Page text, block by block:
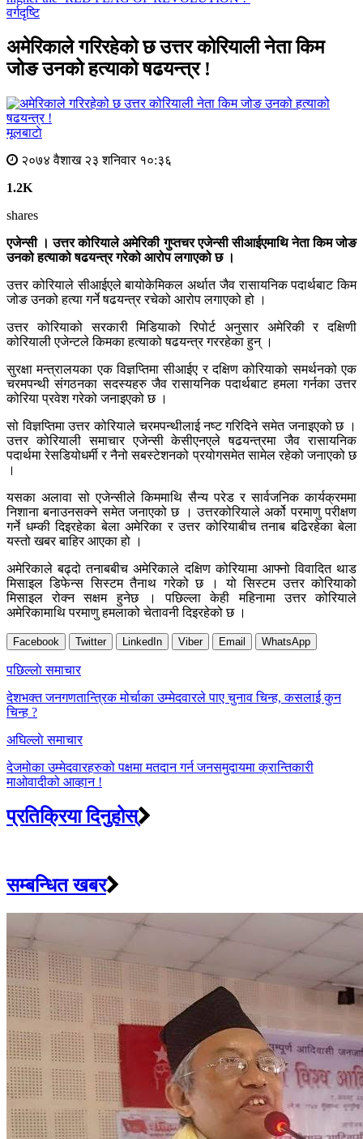
वर्गदृष्टि
अमेरिकाले गरिरहेको छ उत्तर कोरियाली नेता किम
जोङ उनको हत्याको षढयन्त्र !
मूलबाटाे
२०७४ वैशाख २३ शनिवार १०:३६
1.2K
shares
एजेन्सी । उत्तर कोरियाले अमेरिकी गुप्तचर एजेन्सी सीआईएमाथि नेता किम जोङ
उनको हत्याको षढयन्त्र गरेको आरोप लगाएको छ ।
उत्तर कोरियाले सीआईएले बायोकेमिकल अर्थात जैव रासायनिक पदार्थबाट किम
जोङ उनको हत्या गर्ने षढयन्त्र रचेको आरोप लगाएको हो ।
उत्तर कोरियाको सरकारी मिडियाको रिपोर्ट अनुसार अमेरिकी र दक्षिणी
कोरियाली एजेन्टले किमका हत्याको षढयन्त्र गररहेका हुन् ।
सुरक्षा मन्त्रालयका एक विज्ञप्तिमा सीआईए र दक्षिण कोरियाको समर्थनको एक
चरमपन्थी संगठनका सदस्यहरु जैव रासायनिक पदार्थबाट हमला गर्नका उत्तर
कोरिया प्रवेश गरेको जनाइएको छ ।
सो विज्ञप्तिमा उत्तर कोरियाले चरमपन्थीलाई नष्ट गरिदिने समेत जनाइएको छ ।
उत्तर कोरियाली समाचार एजेन्सी केसीएनएले षढयन्त्रमा जैव रासायनिक
पदार्थमा रेसडियोधर्मी र नैनो सबस्टेशनको प्रयोगसमेत सामेल रहेको जनाएको छ
।
यसका अलावा सो एजेन्सीले किममाथि सैन्य परेड र सार्वजनिक कार्यक्रममा
निशाना बनाउनसक्ने समेत जनाएको छ । उत्तरकोरियाले अर्को परमाणु परीक्षण
गर्ने धम्की दिइरहेका बेला अमेरिका र उत्तर कोरियाबीच तनाब बढिरहेका बेला
यस्तो खबर बाहिर आएका हो ।
अमेरिकाले बढ्दो तनाबबीच अमेरिकाले दक्षिण कोरियामा आफ्नो विवादित थाड
मिसाइल डिफेन्स सिस्टम तैनाथ गरेको छ । यो सिस्टम उत्तर कोरियाको
मिसाइल रोक्न सक्षम हुनेछ । पछिल्ला केही महिनामा उत्तर कोरियाले
अमेरिकामाथि परमाणु हमलाको चेतावनी दिइरहेको छ ।
Facebook Twitter LinkedIn Viber Email WhatsApp
Post
navigation
पछिल्लाे समाचार
देशभक्त जनगणतान्त्रिक मोर्चाका उम्मेदवारले पाए चुनाव चिन्ह, कसलाई कुन
चिन्ह ?
अघिल्लाे समाचार
देजमोका उम्मेदवारहरुको पक्षमा मतदान गर्न जनसमुदायमा क्रान्तिकारी
माओवादीको आव्हान !
प्रतिक्रिया दिनुहोस्
सम्बन्धित खबर